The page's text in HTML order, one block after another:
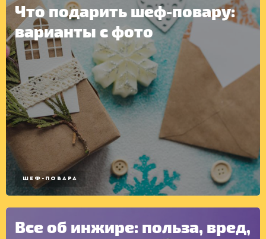
КОНСЕРВАЦИЯ
Что подарить шеф-повару:
варианты с фото
ШЕФ-ПОВАРА
Все об инжире: польза, вред,